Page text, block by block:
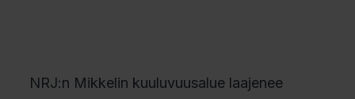
NRJ:n Mikkelin kuuluvuusalue laajenee